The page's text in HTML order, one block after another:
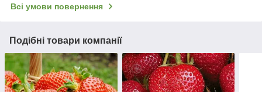
Всі умови повернення
Подібні товари компанії